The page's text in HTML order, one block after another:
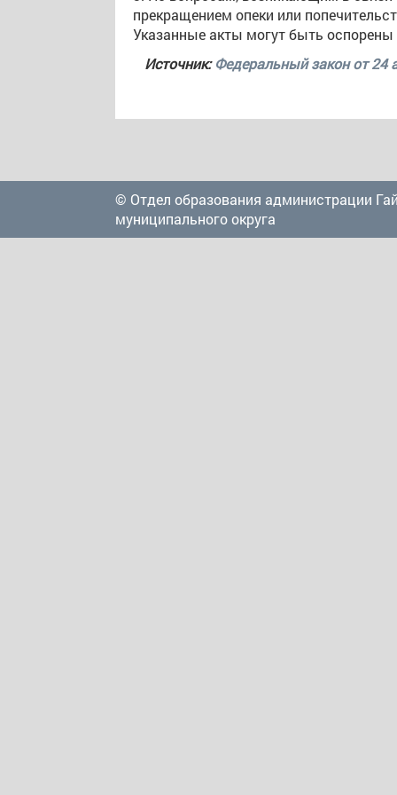
прекращением опеки или
Указанные акты могут быть
Источник:Федеральный закон от 24
© Отдел образования администрации
муниципального округа